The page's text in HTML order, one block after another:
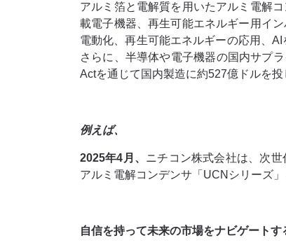
アルミ箔と電解質を用いたアルミ電解
載電子機器、再生可能エネルギー用イ
電動化、再生可能エネルギーの応用、
さらに、半導体や電子機器の国内サプ
Actを通じて国内製造に約527億ドルを
例えば、
2025年4月、 ニチコン株式会社は、次
アルミ電解コンデンサ「UCNシリーズ」
自信を持って未来の市場をナビゲート